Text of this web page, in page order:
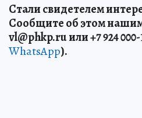
Стали свидетелем
Сообщите об этом
vl@phkp.ruили +7 924
WhatsApp).